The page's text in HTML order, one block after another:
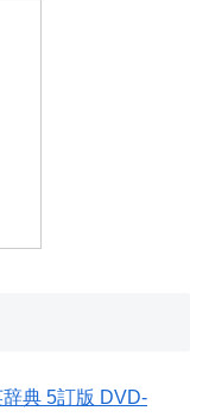
典 5訂版 DVD-